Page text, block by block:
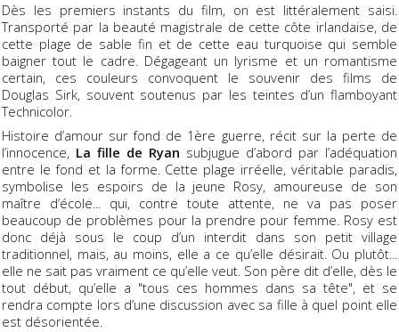
Dès les premiers instants du film, on est littéralement saisi.
Transporté par la beauté magistrale de cette côte irlandaise, de
cette plage de sable fin et de cette eau turquoise qui semble
baigner tout le cadre. Dégageant un lyrisme et un romantisme
certain, ces couleurs convoquent le souvenir des films de
Douglas Sirk, souvent soutenus par les teintes d’un flamboyant
Technicolor.
Histoire d’amour sur fond de 1ère guerre, récit sur la perte de
l’innocence, La fille de Ryan subjugue d’abord par l’adéquation
entre le fond et la forme. Cette plage irréelle, véritable paradis,
symbolise les espoirs de la jeune Rosy, amoureuse de son
maître d’école... qui, contre toute attente, ne va pas poser
beaucoup de problèmes pour la prendre pour femme. Rosy est
donc déjà sous le coup d’un interdit dans son petit village
traditionnel, mais, au moins, elle a ce qu’elle désirait. Ou plutôt...
elle ne sait pas vraiment ce qu’elle veut. Son père dit d’elle, dès le
tout début, qu’elle a "tous ces hommes dans sa tête", et se
rendra compte lors d’une discussion avec sa fille à quel point elle
est désorientée.